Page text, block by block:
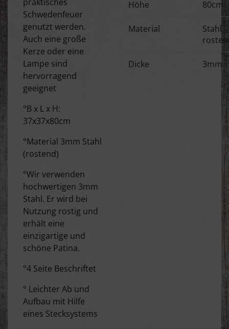
Schwedenfeuer
genutzt werden.
Auch eine große
Kerze oder eine
Lampe sind
hervorragend
geeignet
°B x L x H:
37x37x80cm
°Material 3mm Stahl
(rostend)
°Wir verwenden
hochwertigen 3mm
Stahl. Er wird bei
Nutzung rostig und
erhält eine
einzigartige und
schöne Patina.
°4 Seite Beschriftet
° Leichter Ab und
Aufbau mit Hilfe
eines Stecksystems
Höhe 80cm
Material
Stahl
Dicke 3mm